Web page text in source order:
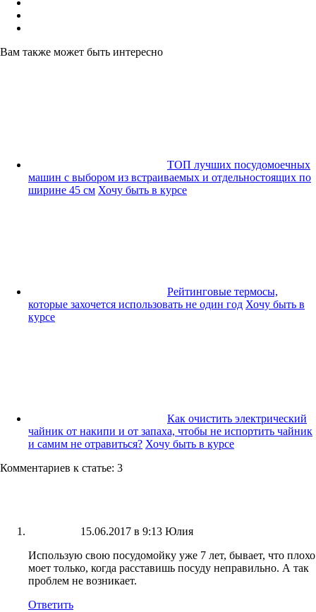
Вам также может быть интересно
ТОП лучших посудомоечных
машин с выбором из встраиваемых и отдельностоящих по
ширине 45 см Хочу быть в курсе
Рейтинговые термосы,
которые захочется использовать не один год Хочу быть в
курсе
Как очистить электрический
чайник от накипи и от запаха, чтобы не испортить чайник
и самим не отравиться? Хочу быть в курсе
Комментариев к статье: 3
15.06.2017 в 9:13 Юлия
Использую свою посудомойку уже 7 лет, бывает, что плохо
моет только, когда расставишь посуду неправильно. А так
проблем не возникает.
Ответить